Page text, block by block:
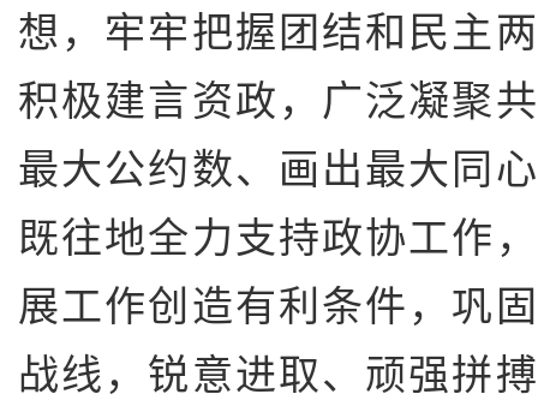
想，牢牢把握团结和民主
积极建言资政，广泛凝聚
最大公约数、画出最大同
既往地全力支持政协工作
展工作创造有利条件，巩
战线，锐意进取、顽强拼